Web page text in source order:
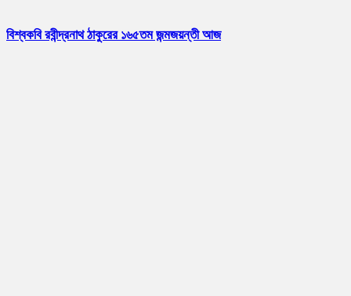
বিশ্বকবি রবীন্দ্রনাথ ঠাকুরের ১৬৫তম জন্মজয়ন্তী আজ